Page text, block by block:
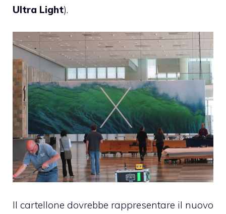
Ultra Light).
Il cartellone dovrebbe rappresentare il nuovo